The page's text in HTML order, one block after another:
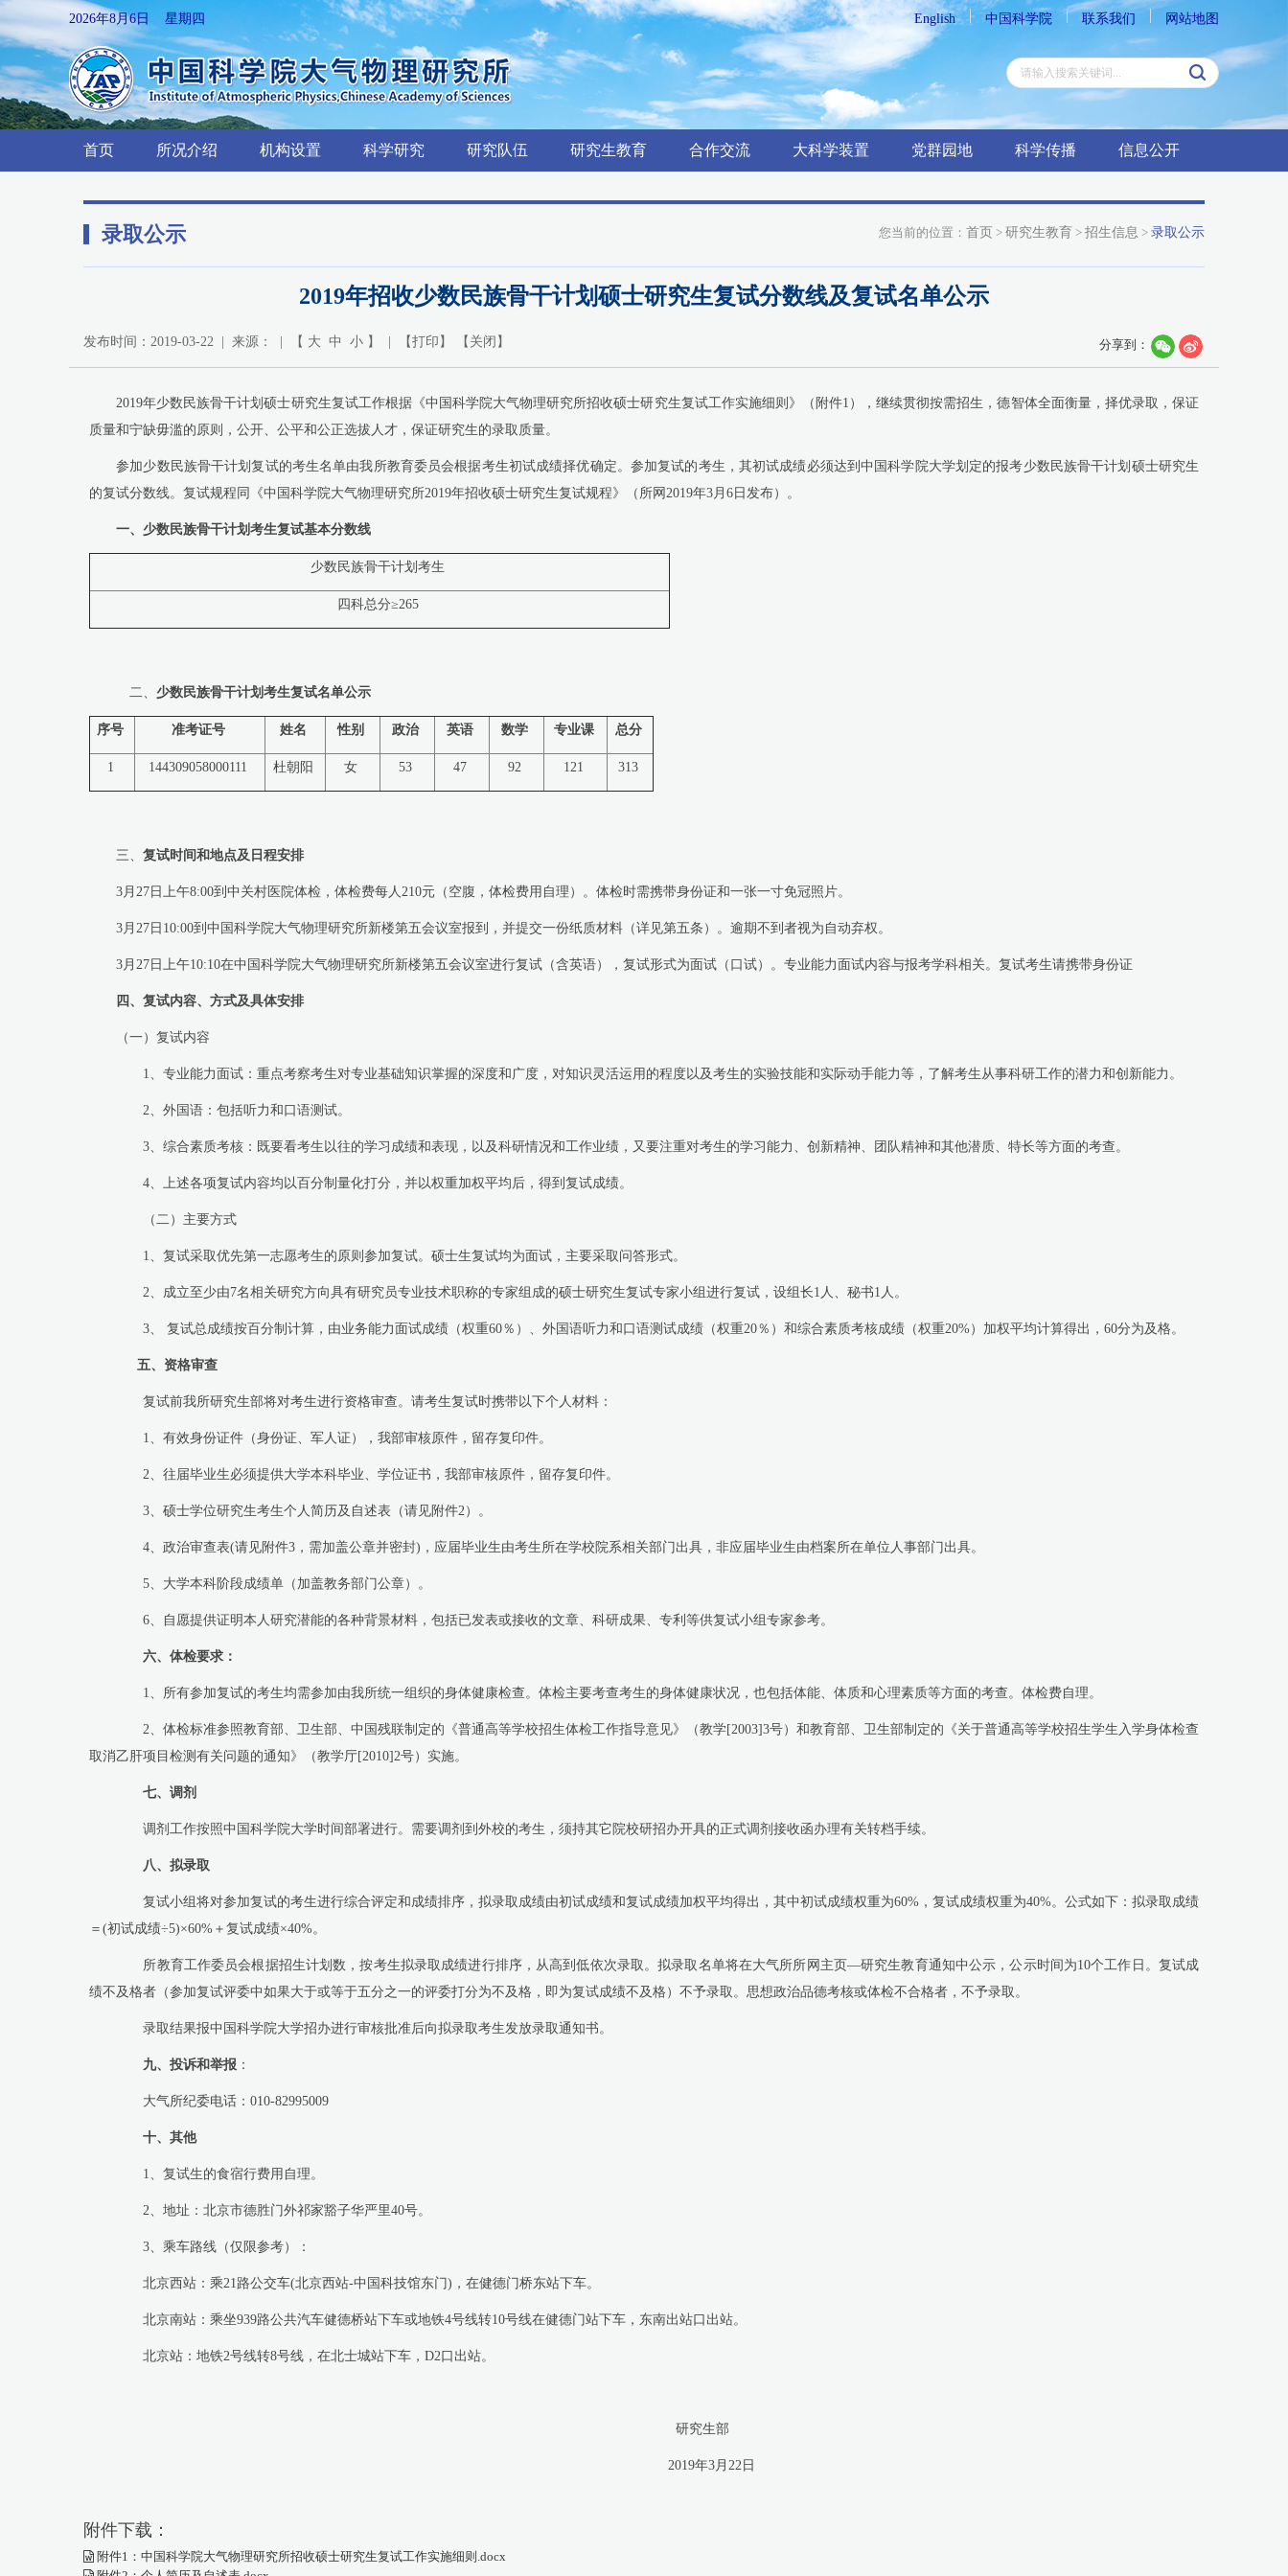
2026年8月6日 星期四 English 中国科学院 联系我们 网站地图
首页 所况介绍 机构设置 科学研究 研究队伍 研究生教育 合作交流 大科学装置 党群园地 科学传播 信息公开
录取公示 您当前的位置： 首页 > 研究生教育 > 招生信息 > 录取公示
2019年招收少数民族骨干计划硕士研究生复试分数线及复试名单公示
发布时间：2019-03-22 | 来源： | 【 大 中 小 】 | 【打印 】 【 关闭 】 分享到：
2019年少数民族骨干计划硕士研究生复试工作根据《中国科学院大气物理研究所招收硕士研究生复试工作实施细则》（附件1 ），继续贯彻按需招生，德智体全面衡量，择优录取，保证
质量和宁缺毋滥的原则，公开、公平和公正选拔人才，保证研究生的录取质量。
参加少数民族骨干计划复试的考生名单由我所教育委员会根据考生初试成绩择优确定。参加复试的考生，其初试成绩必须达到中国科学院大学划定的报考少数民族骨干计划硕士研究生
的复试分数线。复试规程同《中国科学院大气物理研究所2019年招收硕士研究生复试规程》（所网 2019年3月 6 日发布）。
一、少数民族骨干计划考生复试基本分数线
少数民族骨干计划考生
四科总分≥265
二、 少数民族骨干计划考生复试名单公示
序号 准考证号 姓名 性别 政治 英语 数学 专业课 总分
1 144309058000111 杜朝阳 女 53 47 92 121 313
三、 复试时间和地点及日程安排
3月 27 日上午8:00到中关村医院体检，体检费每人210元（空腹，体检费用自理）。体检时需携带身份证和一张一寸免冠照片。
3月 27 日 10:00到中国科学院大气物理研究所新楼第五会议室报到，并提交一份纸质材料（详见第五条）。逾期不到者视为自动弃权。
3月 27 日上午10:10在中国科学院大气物理研究所新楼第五会议室进行复试（含英语），复试形式为面试（口试）。专业能力面试内容与报考学科相关。复试考生请携带身份证
四、复试内容、方式及具体安排
（一）复试内容
1、专业能力面试：重点考察考生对专业基础知识掌握的深度和广度，对知识灵活运用的程度以及考生的实验技能和实际动手能力等，了解考生从事科研工作的潜力和创新能力。
2、外国语：包括听力和口语测试。
3、综合素质考核：既要看考生以往的学习成绩和表现，以及科研情况和工作业绩，又要注重对考生的学习能力、创新精神、团队精神和其他潜质、特长等方面的考查。
4、上述各项复试内容均以百分制量化打分，并以权重加权平均后，得到复试成绩。
（二）主要方式
1、复试采取优先第一志愿考生的原则参加复试。硕士生复试均为面试，主要采取问答形式。
2、成立至少由7名相关研究方向具有研究员专业技术职称的专家组成的硕士研究生复试专家小组进行复试，设组长1 人、秘书1 人。
3、 复试总成绩按百分制计算，由业务能力面试成绩（权重60％）、外国语听力和口语测试成绩（权重20％）和综合素质考核成绩（权重20%）加权平均计算得出， 60分为及格。
五、资格审查
复试前我所研究生部将对考生进行资格审查。请考生复试时携带以下个人材料：
1、有效身份证件（身份证、军人证），我部审核原件，留存复印件。
2、往届毕业生必须提供大学本科毕业、学位证书，我部审核原件，留存复印件。
3、硕士学位研究生考生个人简历及自述表（请见附件2）。
4、政治审查表(请见附件3 ，需加盖公章并密封) ，应届毕业生由考生所在学校院系相关部门出具，非应届毕业生由档案所在单位人事部门出具。
5、大学本科阶段成绩单（加盖教务部门公章）。
6、自愿提供证明本人研究潜能的各种背景材料，包括已发表或接收的文章、科研成果、专利等供复试小组专家参考。
六、体检要求：
1、所有参加复试的考生均需参加由我所统一组织的身体健康检查。体检主要考查考生的身体健康状况，也包括体能、体质和心理素质等方面的考查。体检费自理。
2、体检标准参照教育部、卫生部、中国残联制定的《普通高等学校招生体检工作指导意见》（教学[2003]3号）和教育部、卫生部制定的《关于普通高等学校招生学生入学身体检查
取消乙肝项目检测有关问题的通知》（教学厅[2010]2号）实施。
七、调剂
调剂工作按照中国科学院大学时间部署进行。需要调剂到外校的考生，须持其它院校研招办开具的正式调剂接收函办理有关转档手续。
八、拟录取
复试小组将对参加复试的考生进行综合评定和成绩排序，拟录取成绩由初试成绩和复试成绩加权平均得出，其中初试成绩权重为60% ，复试成绩权重为40%。公式如下：拟录取成绩
＝ (初试成绩÷5)×60% ＋复试成绩×40%。
所教育工作委员会根据招生计划数，按考生拟录取成绩进行排序，从高到低依次录取。拟录取名单将在大气所所网主页—研究生教育通知中公示，公示时间为10个工作日。复试成
绩不及格者（参加复试评委中如果大于或等于五分之一的评委打分为不及格，即为复试成绩不及格）不予录取。思想政治品德考核或体检不合格者，不予录取。
录取结果报中国科学院大学招办进行审核批准后向拟录取考生发放录取通知书。
九、投诉和举报 ：
大气所纪委电话： 010-82995009
十、其他
1、复试生的食宿行费用自理。
2、地址：北京市德胜门外祁家豁子华严里40号。
3、乘车路线（仅限参考）：
北京西站：乘21路公交车(北京西站-中国科技馆东门) ，在健德门桥东站下车。
北京南站：乘坐939路公共汽车健德桥站下车或地铁4号线转10号线在健德门站下车，东南出站口出站。
北京站：地铁2号线转8号线，在北士城站下车， D2口出站。
研究生部
2019年3月 22 日
附件下载：
附件1：中国科学院大气物理研究所招收硕士研究生复试工作实施细则.docx